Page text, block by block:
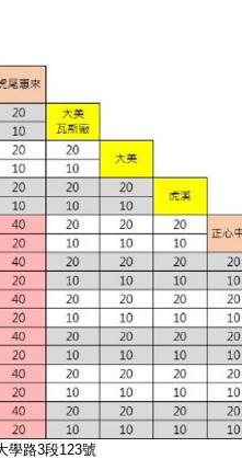
學路3段123號